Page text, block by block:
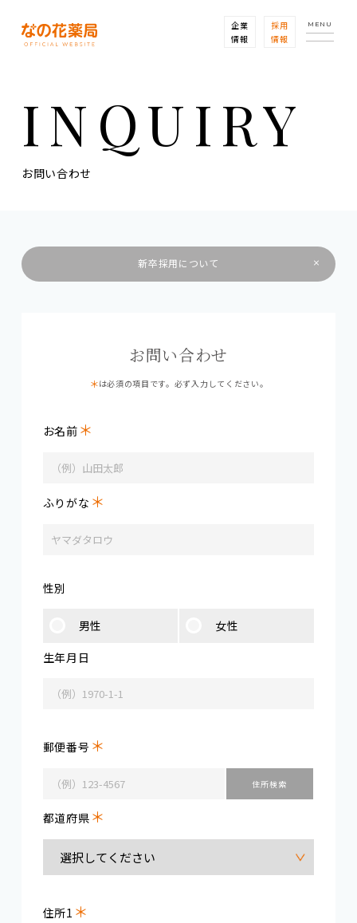
企業
情報
採用
情報
MENU
INQUIRY
お問い合わせ
新卒採用について
お問い合わせ
は必須の項目です。必ず入力してください。
お名前 ＊
ふりがな ＊
性別
男性
女性
生年月日
郵便番号 ＊
都道府県 ＊
住所1 ＊